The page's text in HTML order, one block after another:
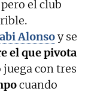
el club
Alonsoy se
el que pivota
juega con tres
cuando